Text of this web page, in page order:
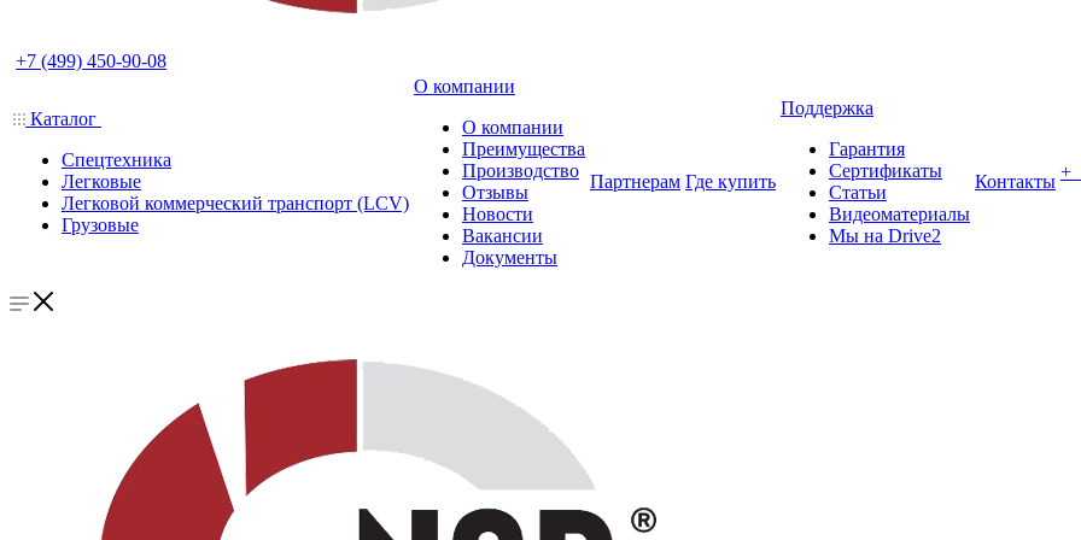
+7 (499) 450-90-08
Каталог
Спецтехника
Легковые
Легковой коммерческий транспорт (LCV)
Грузовые
О компании
О компании
Преимущества
Производство
Отзывы
Новости
Вакансии
Документы
Партнерам Где купить
Поддержка
Гарантия
Сертификаты
Статьи
Видеоматериалы
Мы на Drive2
Контакты +